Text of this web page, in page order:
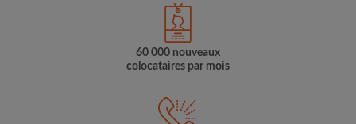
60 000 nouveaux
colocataires par mois